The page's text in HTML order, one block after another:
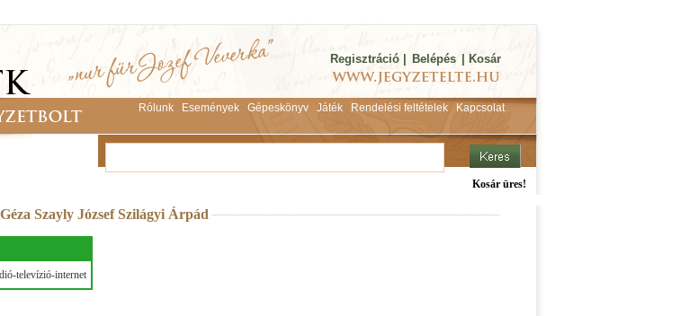
Regisztráció Belépés Kosár
Rólunk Események Gépeskönyv Játék Rendelési feltételek Kapcsolat
Kosár üres!
Szayly József Szilágyi Árpád
televízió-internet